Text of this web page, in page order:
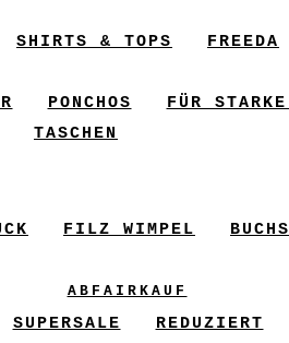
SHIRTS & TOPS FREEDA
PONCHOS
FÜR
TASCHEN
FILZ WIMPEL
ABFAIRKAUF
SUPERSALE REDUZIERT